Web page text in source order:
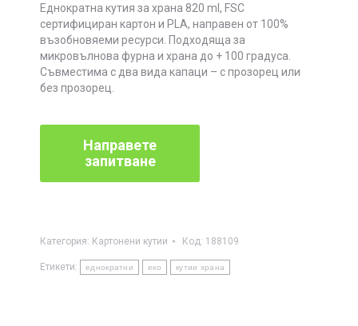
Еднократна кутия за храна 820 ml, FSC
сертифициран картон и PLA, направен от 100%
възобновяеми ресурси. Подходяща за
микровълнова фурна и храна до + 100 градуса.
Съвместима с два вида капаци – с прозорец или
без прозорец.
Категория: Картонени кутии Код: 188109
Етикети: еднократни еко кутии храна